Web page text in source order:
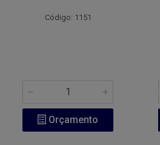
Código: 1151
Orçamento